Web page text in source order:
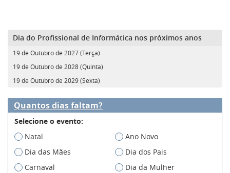
Dia do Profissional de Informática nos próximos anos
19 de Outubro de 2027 (Terça)
19 de Outubro de 2028 (Quinta)
19 de Outubro de 2029 (Sexta)
Quantos dias faltam?
Selecione o evento:
Natal
Ano Novo
Dia das Mães
Dia dos Pais
Carnaval
Dia da Mulher